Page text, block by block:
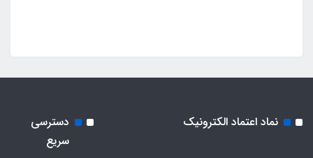
نماد اعتماد الکترونیک
دسترسی
سریع